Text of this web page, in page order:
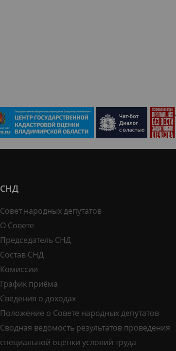
СНД
Совет народных депутатов
О Совете
Председатель СНД
Состав СНД
Комиссии
График приёма
Сведения о доходах
Положение о Совете народных депутатов
Сводная ведомость результатов проведения
специальной оценки условий труда